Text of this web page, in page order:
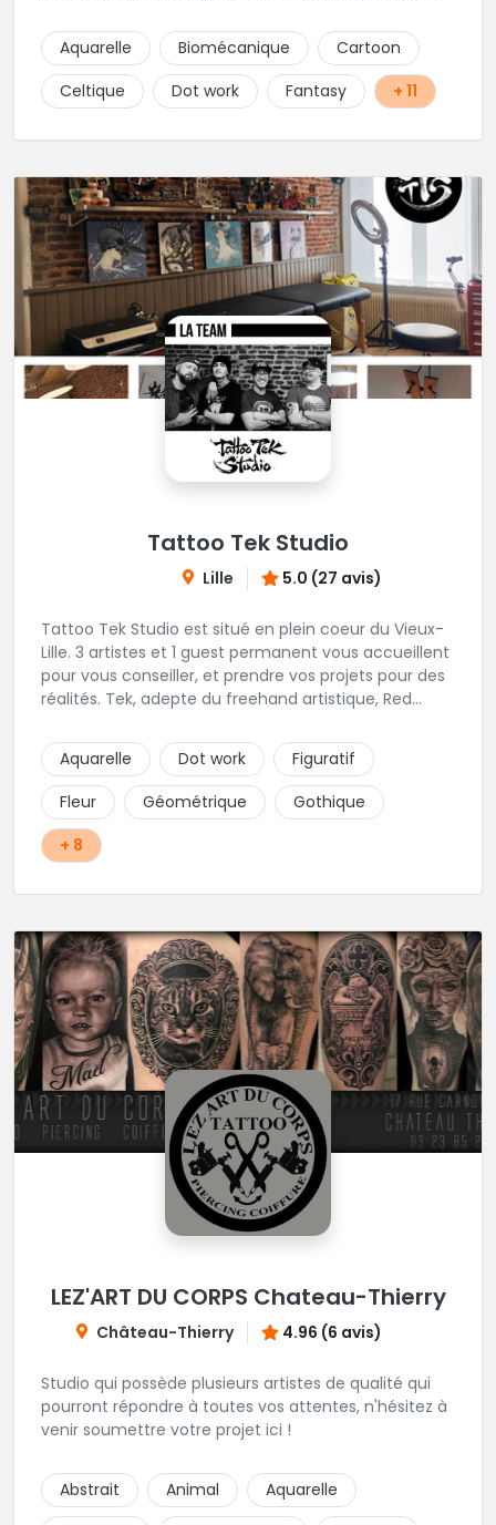
Aquarelle Biomécanique
Cartoon
Celtique
Dot work Fantasy + 11
Tattoo Tek Studio
Lille 5.0 (27 avis)
Tattoo Tek Studio est situé en plein coeur du Vieux-
Lille. 3 artistes et 1 guest permanent vous accueillent
pour vous conseiller, et prendre vos projets pour des
réalités. Tek, adepte du freehand artistique, Red
amoureux du Blackwork et If.Tattoo maitrise des
couleurs et du pop-art.
Aquarelle Dot work
Figuratif
Fleur
Géométrique
Gothique
+ 8
LEZ'ART DU CORPS Chateau-Thierry
Château-Thierry 4.96 (6 avis)
Studio qui possède plusieurs artistes de qualité qui
pourront répondre à toutes vos attentes, n'hésitez à
venir soumettre votre projet ici !
Abstrait Animal
Aquarelle